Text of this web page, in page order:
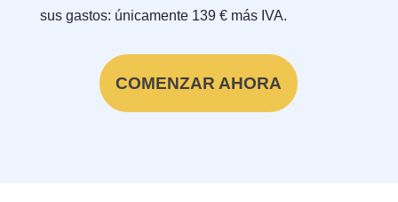
sus gastos: únicamente 139 € más IVA.
COMENZAR AHORA